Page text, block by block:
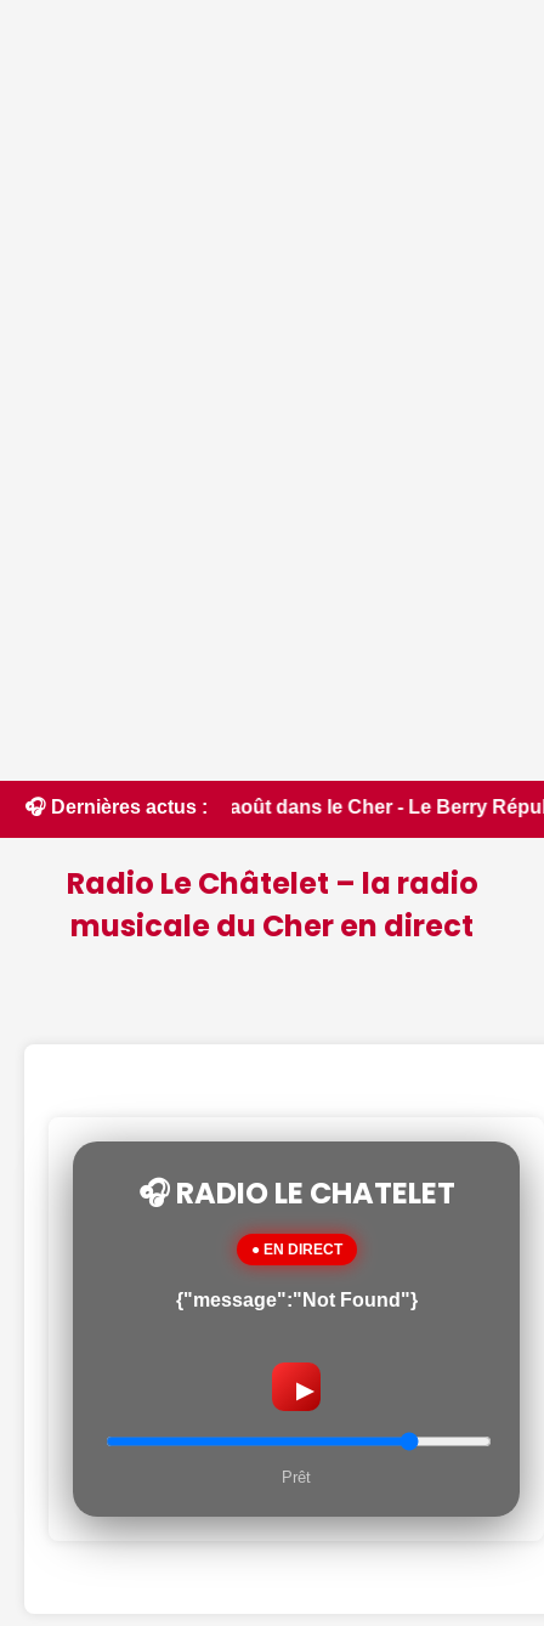
🎧 Dernières actus :
6 août dans le Cher - Le Berry Républicain • 📰
Radio Le Châtelet – la radio
musicale du Cher en direct
🎧 RADIO LE CHATELET
● EN DIRECT
{"message":"Not Found"}
▶
Prêt